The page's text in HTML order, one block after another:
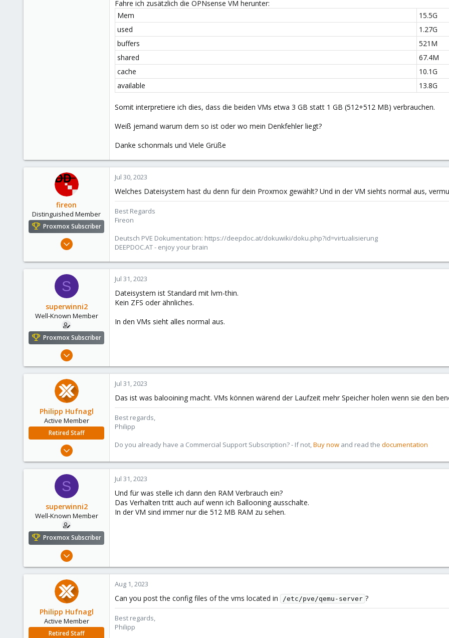
Fahre ich zusätzlich die OPNsense VM herunter:
Mem
15.5G
used
1.27G
buffers
521M
shared
67.4M
cache
10.1G
available
13.8G
Somit interpretiere ich dies, dass die beiden VMs etwa 3 GB statt 1 GB (512+512 MB) verbrauchen.
Weiß jemand warum dem so ist oder wo mein Denkfehler liegt?
Danke schonmals und Viele Grüße
fireon
Distinguished Member
Proxmox Subscriber
Oct 25, 2010
590
Austria/Graz
deepdoc.at
Jul 30, 2023
Welches Dateisystem hast du denn für dein Proxmox gewählt? Und in der VM siehts normal aus,
Best Regards
Fireon
Deutsch PVE Dokumentation: https://deepdoc.at/dokuwiki/doku.php?id=virtualisierung
DEEPDOC.AT - enjoy your brain
S
superwinni2
Well-Known Member
Proxmox Subscriber
Oct 21, 2019
8
Germany
Jul 31, 2023
Dateisystem ist Standard mit lvm-thin.
Kein ZFS oder ähnliches.
In den VMs sieht alles normal aus.
Philipp Hufnagl
Active Member
Retired Staff
57
Jul 31, 2023
Das ist was balooining macht. VMs können wärend der Laufzeit mehr Speicher holen wenn sie den
Best regards,
Philipp
Do you already have a Commercial Support Subscription? - If not,Buy now and read the documentation
S
superwinni2
Well-Known Member
Proxmox Subscriber
Oct 21, 2019
8
Germany
Jul 31, 2023
Und für was stelle ich dann den RAM Verbrauch ein?
Das Verhalten tritt auch auf wenn ich Ballooning ausschalte.
In der VM sind immer nur die 512 MB RAM zu sehen.
Philipp Hufnagl
Active Member
Retired Staff
Aug 1, 2023
Can you post the config files of the vms located in /etc/pve/qemu-server ?
Best regards,
Philipp